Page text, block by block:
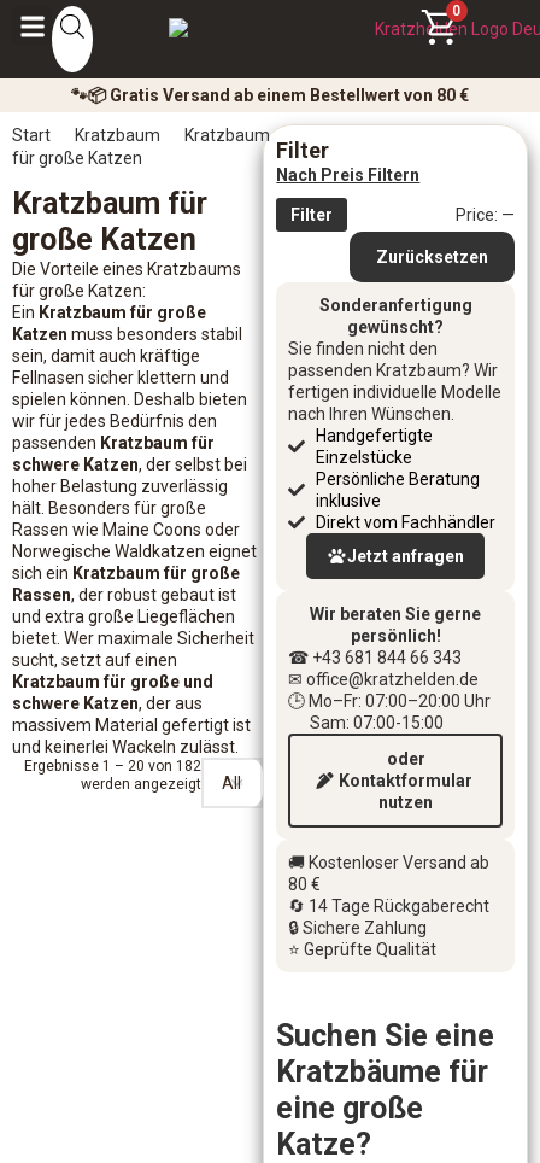
0
🐾📦 Gratis Versand ab einem Bestellwert von 80 €
Filter
Nach Preis Filtern
Filter Price: —
Zurücksetzen
Sonderanfertigung
gewünscht?
Sie finden nicht den
passenden Kratzbaum? Wir
fertigen individuelle Modelle
nach Ihren Wünschen.
Handgefertigte
Einzelstücke
Persönliche Beratung
inklusive
Direkt vom Fachhändler
Jetzt anfragen
Wir beraten Sie gerne
persönlich!
☎ +43 681 844 66 343
✉ office@kratzhelden.de
🕒 Mo–Fr: 07:00–20:00 Uhr
Sam: 07:00-15:00
oder
Kontaktformular
nutzen
🚚 Kostenloser Versand ab
80 €
🔄 14 Tage Rückgaberecht
🔒 Sichere Zahlung
⭐ Geprüfte Qualität
Suchen Sie eine
Kratzbäume für
eine große
Katze?
Start Kratzbaum
Kratzbaum
für große Katzen
Kratzbaum für
große Katzen
Die Vorteile eines Kratzbaums
für große Katzen:
Ein Kratzbaum für große
Katzen muss besonders stabil
sein, damit auch kräftige
Fellnasen sicher klettern und
spielen können. Deshalb bieten
wir für jedes Bedürfnis den
passenden Kratzbaum für
schwere Katzen, der selbst bei
hoher Belastung zuverlässig
hält. Besonders für große
Rassen wie Maine Coons oder
Norwegische Waldkatzen eignet
sich ein Kratzbaum für große
Rassen, der robust gebaut ist
und extra große Liegeflächen
bietet. Wer maximale Sicherheit
sucht, setzt auf einen
Kratzbaum für große und
schwere Katzen, der aus
massivem Material gefertigt ist
und keinerlei Wackeln zulässt.
Ergebnisse 1 – 20 von 182
werden angezeigt